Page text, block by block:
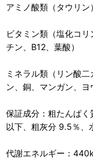
アミノ酸類（タウリン）
ビタミン類（塩化コ
チン、B12、葉酸）
ミネラル類（リン酸
ン、銅、マンガン、ヨ
保証成分：粗たんぱ
以下、粗灰分 9.5％、
代謝エネルギー：